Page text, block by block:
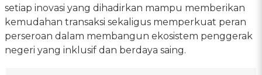
setiap inovasi yang dihadirkan mampu memberikan
kemudahan transaksi sekaligus memperkuat peran
perseroan dalam membangun ekosistem penggerak
negeri yang inklusif dan berdaya saing.